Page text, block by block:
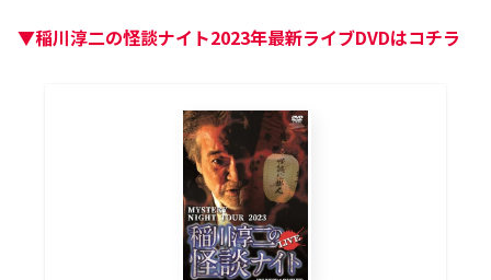
▼稲川淳二の怪談ナイト2023年最新ライブDVDはコチラ